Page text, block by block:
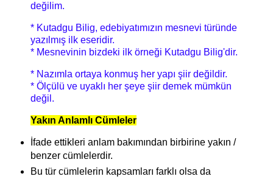
değilim.
* Kutadgu Bilig, edebiyatımızın mesnevi türünde
yazılmış ilk eseridir.
* Mesnevinin bizdeki ilk örneği Kutadgu Bilig'dir.
* Nazımla ortaya konmuş her yapı şiir değildir.
* Ölçülü ve uyaklı her şeye şiir demek mümkün
değil.
Yakın Anlamlı Cümleler
İfade ettikleri anlam bakımından birbirine yakın /
benzer cümlelerdir.
Bu tür cümlelerin kapsamları farklı olsa da